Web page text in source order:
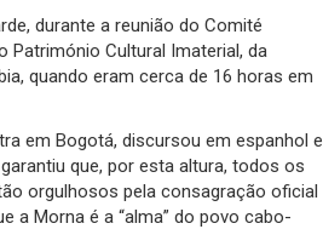
durante a reunião do Comité
Património Cultural Imaterial, da
quando eram cerca de 16 horas em
em Bogotá, discursou em espanhol e
que, por esta altura, todos os
orgulhosos pela consagração oficial
a Morna é a “alma” do povo cabo-